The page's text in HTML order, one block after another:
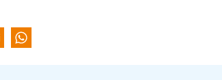
via Twitter
delen via Linkedin
delen via Mail
Pagina delen via Whatsapp